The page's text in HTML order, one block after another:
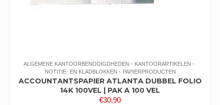
ALGEMENE KANTOORBENODIGDHEDEN
KANTOORARTIKELEN
NOTITIE- EN KLADBLOKKEN
PAPIERPRODUCTEN
ACCOUNTANTSPAPIER ATLANTA DUBBEL FOLIO
14K 100VEL | PAK A 100 VEL
€30,90